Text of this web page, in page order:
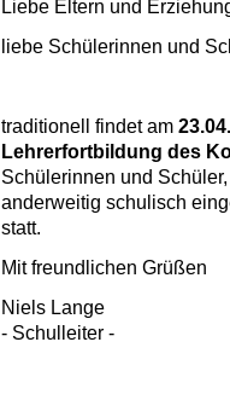
Liebe Eltern und
liebe Schülerinnen und
traditionell findet am
Lehrerfortbildung des
Schülerinnen und
anderweitig schulisch
statt.
Mit freundlichen Grüßen
Niels Lange
- Schulleiter -